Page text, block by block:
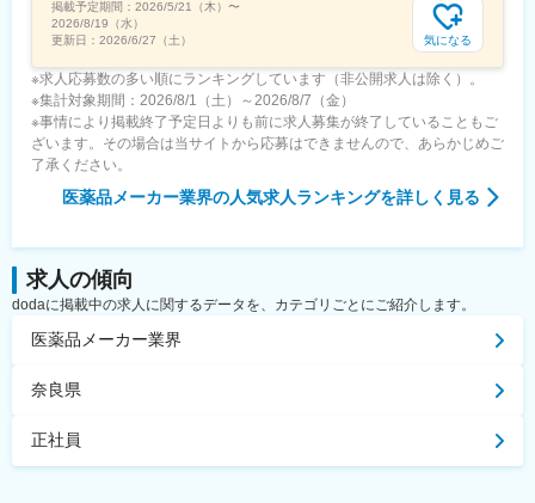
掲載予定期間： 2026/5/21（木） 〜
2026/8/19（水）
更新日： 2026/6/27（土） 気になる
※求人応募数の多い順にランキングしています（非公開求人は除く）。
※集計対象期間：2026/8/1（土）～2026/8/7（金）
※事情により掲載終了予定日よりも前に求人募集が終了していることもご
ざいます。その場合は当サイトから応募はできませんので、あらかじめご
了承ください。
医薬品メーカー業界の人気求人ランキングを詳しく見る
求人の傾向
dodaに掲載中の求人に関するデータを、カテゴリごとにご紹介します。
医薬品メーカー業界
奈良県
正社員